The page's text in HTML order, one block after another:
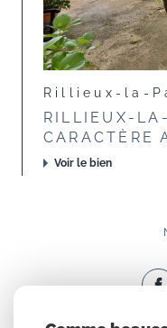
Rillieux-la-
RILLIEUX-
CARACTÈRE
Voir le bien